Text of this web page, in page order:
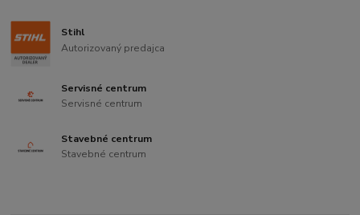
Stihl
Autorizovaný predajca
Servisné centrum
Servisné centrum
Stavebné centrum
Stavebné centrum